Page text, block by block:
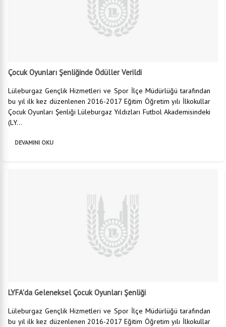
Çocuk Oyunları Şenliğinde Ödüller Verildi
Lüleburgaz Gençlik Hizmetleri ve Spor İlçe Müdürlüğü tarafından
bu yıl ilk kez düzenlenen 2016-2017 Eğitim Öğretim yılı İlkokullar
Çocuk Oyunları Şenliği Lüleburgaz Yıldızları Futbol Akademisindeki
(LY...
DEVAMINI OKU
LYFA'da Geleneksel Çocuk Oyunları Şenliği
Lüleburgaz Gençlik Hizmetleri ve Spor İlçe Müdürlüğü tarafından
bu yıl ilk kez düzenlenen 2016-2017 Eğitim Öğretim yılı İlkokullar